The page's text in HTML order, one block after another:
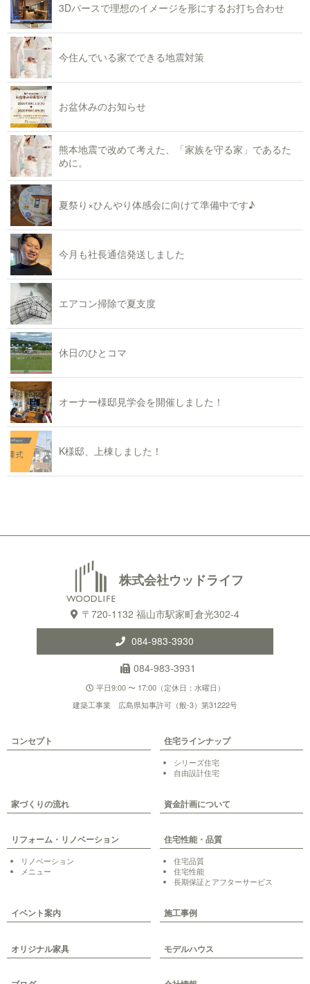
3Dパースで理想のイメージを形にするお打ち合わせ
今住んでいる家でできる地震対策
お盆休みのお知らせ
熊本地震で改めて考えた、「家族を守る家」であるた
めに。
夏祭り×ひんやり体感会に向けて準備中です♪
今月も社長通信発送しました
エアコン掃除で夏支度
休日のひとコマ
オーナー様邸見学会を開催しました！
K様邸、上棟しました！
株式会社ウッドライフ
〒720-1132 福山市駅家町倉光302-4
084-983-3930
084-983-3931
平日9:00 〜 17:00（定休日：水曜日）
建築工事業 広島県知事許可（般-3）第31222号
コンセプト 住宅ラインナップ
シリーズ住宅
自由設計住宅
家づくりの流れ 資金計画について
リフォーム・リノベーション
リノベーション
メニュー
住宅性能・品質
住宅品質
住宅性能
長期保証とアフターサービス
イベント案内 施工事例
オリジナル家具 モデルハウス